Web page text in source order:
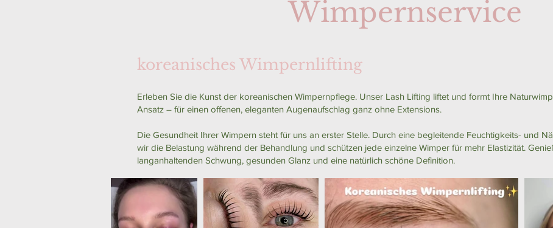
Wimpernservice
koreanisches Wimpernlifting ​​​​​
Erleben Sie die Kunst der koreanischen Wimpernpflege. Unser Lash Lifting liftet und formt Ihre
Ansatz – für einen offenen, eleganten Augenaufschlag ganz ohne Extensions.
Die Gesundheit Ihrer Wimpern steht für uns an erster Stelle. Durch eine begleitende Feuchtigkeits- und
wir die Belastung während der Behandlung und schützen jede einzelne Wimper für mehr Elastizität.
langanhaltenden Schwung, gesunden Glanz und eine natürlich schöne Definition.